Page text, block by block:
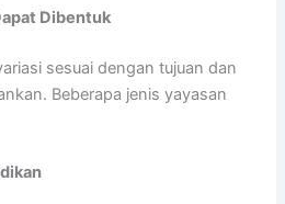
Dibentuk
sesuai dengan tujuan dan
Beberapa jenis yayasan